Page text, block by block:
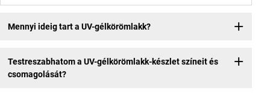
Mennyi ideig tart a UV-gélkörömlakk?
Testreszabhatom a UV-gélkörömlakk-készlet színeit és
csomagolását?